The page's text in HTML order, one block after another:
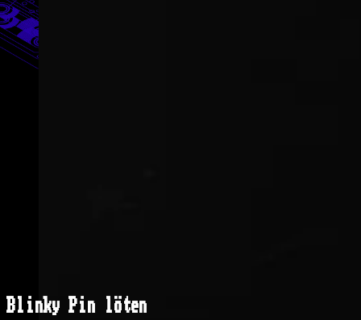
Blinky Pin löten